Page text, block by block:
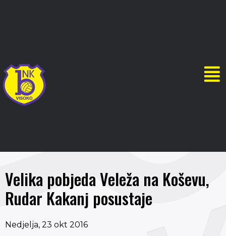
Velika pobjeda Veleža na Koševu,
Rudar Kakanj posustaje
Nedjelja, 23 okt 2016